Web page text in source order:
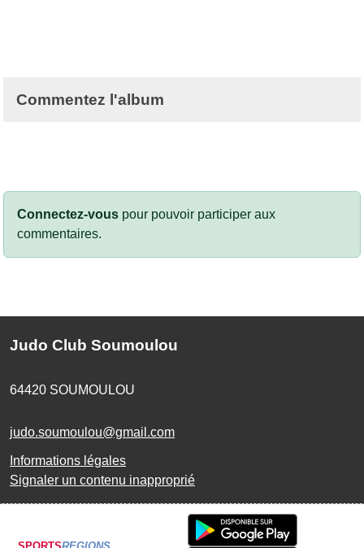
Commentez l'album
Connectez-vous pour pouvoir participer aux
commentaires.
Judo Club Soumoulou
64420 SOUMOULOU
judo.soumoulou@gmail.com
Informations légales
Signaler un contenu inapproprié